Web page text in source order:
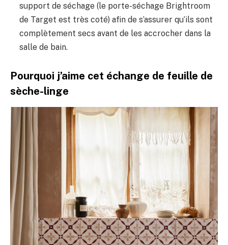
support de séchage (le porte-séchage Brightroom
de Target est très coté) afin de s’assurer qu’ils sont
complètement secs avant de les accrocher dans la
salle de bain.
Pourquoi j’aime cet échange de feuille de
sèche-linge